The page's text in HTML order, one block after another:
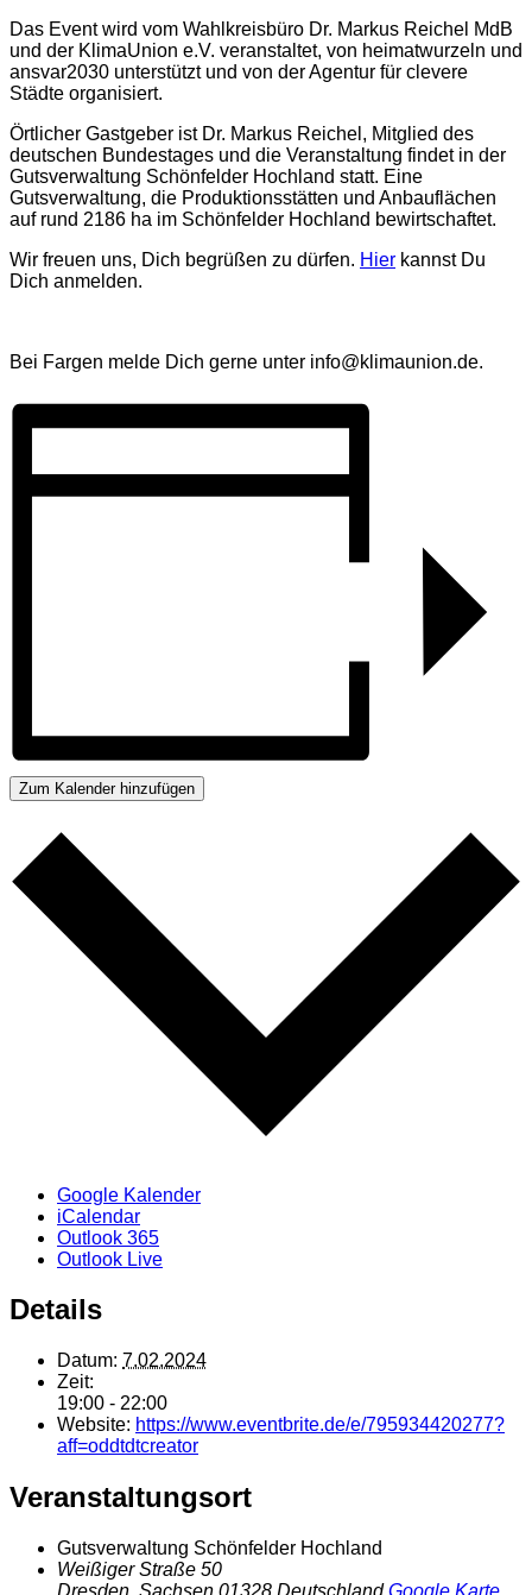
Das Event wird vom Wahlkreisbüro Dr. Markus Reichel MdB
und der KlimaUnion e.V. veranstaltet, von heimatwurzeln und
ansvar2030 unterstützt und von der Agentur für clevere
Städte organisiert.
Örtlicher Gastgeber ist Dr. Markus Reichel, Mitglied des
deutschen Bundestages und die Veranstaltung findet in der
Gutsverwaltung Schönfelder Hochland statt. Eine
Gutsverwaltung, die Produktionsstätten und Anbauflächen
auf rund 2186 ha im Schönfelder Hochland bewirtschaftet.
Wir freuen uns, Dich begrüßen zu dürfen. Hier kannst Du
Dich anmelden.
Bei Fargen melde Dich gerne unter info@klimaunion.de.
Zum Kalender hinzufügen
Google Kalender
iCalendar
Outlook 365
Outlook Live
Details
Datum: 7.02.2024
Zeit:
19:00 - 22:00
Website: https://www.eventbrite.de/e/795934420277?
aff=oddtdtcreator
Veranstaltungsort
Gutsverwaltung Schönfelder Hochland
Weißiger Straße 50